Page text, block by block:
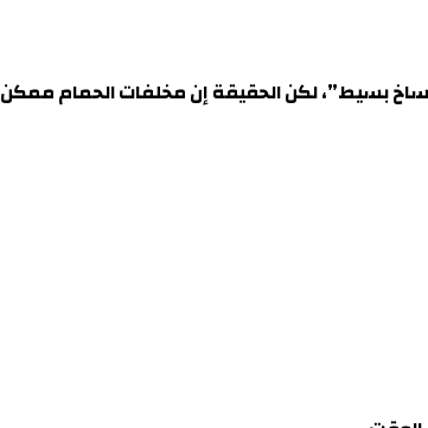
بسيط”، لكن الحقيقة إن مخلفات الحمام ممكن